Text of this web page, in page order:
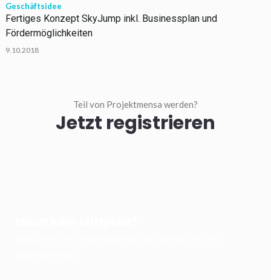
Geschäftsidee
Fertiges Konzept SkyJump inkl. Businessplan und
Fördermöglichkeiten
9.10.2018
Teil von Projektmensa werden?
Jetzt registrieren